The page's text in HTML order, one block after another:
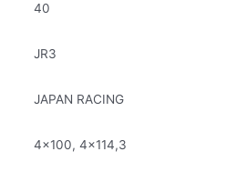
40
JR3
JAPAN RACING
4×100, 4×114,3